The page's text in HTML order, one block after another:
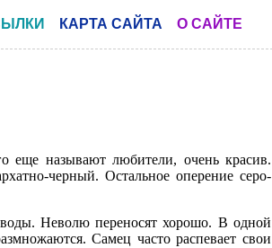
КАРТА САЙТА О САЙТЕ
еще называют любители, очень красив.
черный. Остальное оперение серо-
Неволю переносят хорошо. В одной
Самец часто распевает свои